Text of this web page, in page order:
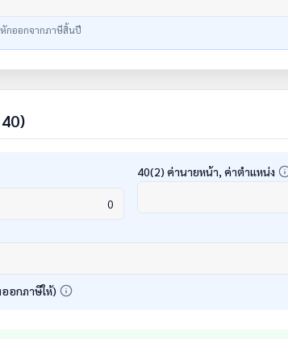
กออกจากภาษีสิ้นปี
40(2) ค่านายหน้า, ค่าตำแหน่ง
อกภาษีให้)